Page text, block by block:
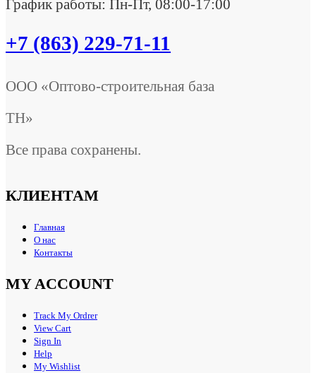
График работы: Пн-Пт, 08:00-17:00
+7 (863) 229-71-11
ООО «Оптово-строительная база
ТН»
Все права сохранены.
КЛИЕНТАМ
Главная
О нас
Контакты
MY ACCOUNT
Track My Ordrer
View Cart
Sign In
Help
My Wishlist